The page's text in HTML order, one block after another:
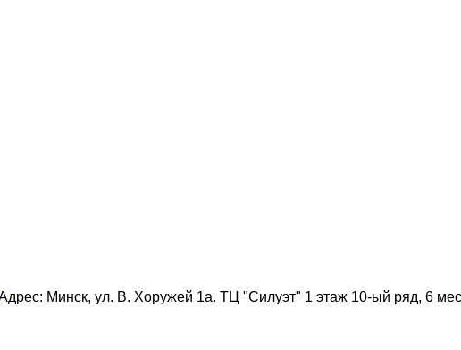
Минск, ул. В. Хоружей 1а. ТЦ "Силуэт" 1 этаж 10-ый ряд, 6